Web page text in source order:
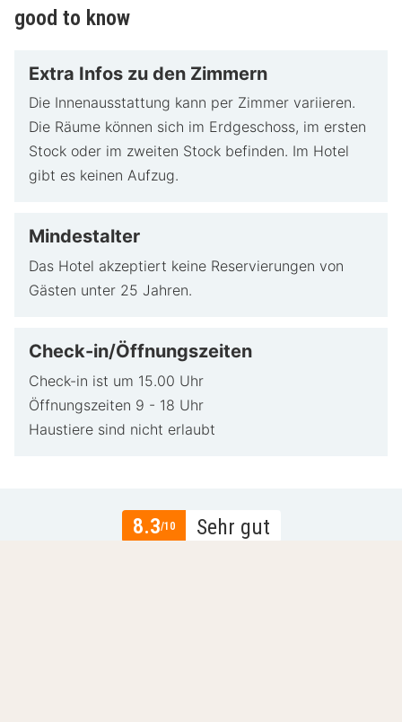
Zeeland
empfiehlt
Das Badhotel Renesse ist aufgrund seiner Lage im
schönen Renesse, nicht weit vom Strand, dem Zentrum
und der Natur Zeelands entfernt, eine ideale Wahl. Das
Hotel bietet hervorragende Einrichtungen wie einen
seine köstlichen Gerichte bekannt ist. Die Gegend
und das Hotel vermietet Fahrräder, um die
wunderschöne Natur zu erkunden. Das Badhotel
Küstenlage, ideal für einen wunderbaren Aufenthalt in
Zeeland.
good to know
Extra Infos zu den Zimmern
Die Innenausstattung kann per Zimmer variieren.
Die Räume können sich im Erdgeschoss, im ersten
Stock oder im zweiten Stock befinden. Im Hotel
gibt es keinen Aufzug.
Mindestalter
Das Hotel akzeptiert keine Reservierungen von
Gästen unter 25 Jahren.
Check-in/Öffnungszeiten
Check-in ist um 15.00 Uhr
Öffnungszeiten 9 - 18 Uhr
Haustiere sind nicht erlaubt
8.3/10 Sehr gut